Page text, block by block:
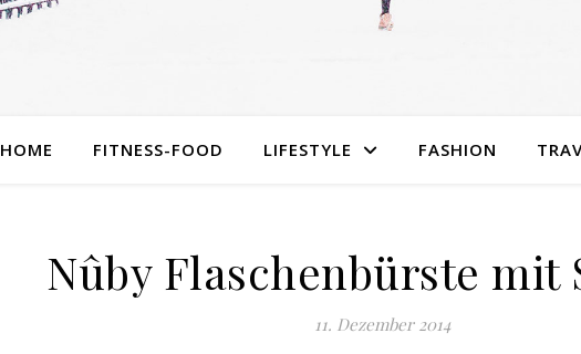
HOME FITNESS-FOOD LIFESTYLE FASHION
Nûby Flaschenbürste mit
11. Dezember 2014